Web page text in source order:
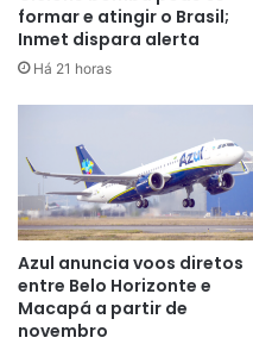
indústria ao elevado
a CNI (Confederação
da taxa Selic no maior
“equivocado” e “apenas
formar e atingir o Brasil;
Inmet dispara alerta
Há 21 horas
Azul anuncia voos diretos
entre Belo Horizonte e
Macapá a partir de
novembro